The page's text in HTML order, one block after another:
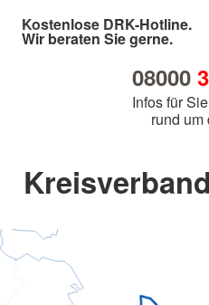
Kostenlose DRK-Hotline.
Wir beraten Sie gerne.
08000
Infos für
rund um